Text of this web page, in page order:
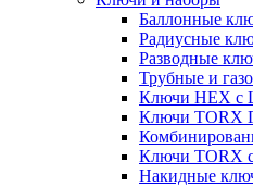
Баллонные
Радиусные
Разводные
Трубные и
Ключи HEX с
Ключи TORX
Ключи TORX с
Накидные